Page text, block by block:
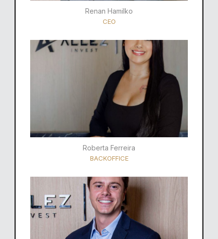
Renan Hamilko​
CEO
Roberta Ferreira
BACKOFFICE